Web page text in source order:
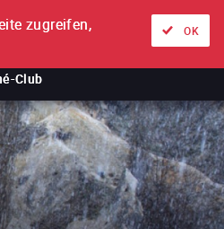
Club
Über uns Unsere Angebote
zugreifen,
OK